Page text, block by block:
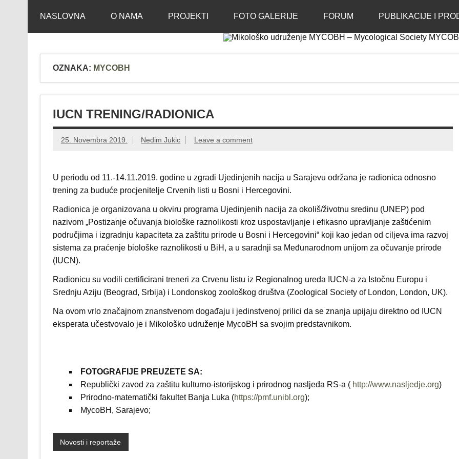
Mikološko udruženje MYCOBH –
NASLOVNA
O NAMA PROJEKTI FOTO GALERIJE FORUM PUBLIKACIJE I
OZNAKA: MYCOBH
IUCN TRENING/RADIONICA
25. Novembra 2019. Nedim Jukic Leave a comment
U periodu od 11.-14.11.2019. godine u zgradi Ujedinjenih nacija u Sarajevu održana je radionica odnosno
trening za buduće procjenitelje Crvenih listi u Bosni i Hercegovini.
Radionica je organizovana u okviru programa Ujedinjenih nacija za okoliš/životnu sredinu (UNEP) pod
nazivom „Postizanje očuvanja biološke raznolikosti kroz uspostavljanje i efikasno upravljanje zaštićenim
područjima i izgradnju kapaciteta za zaštitu prirode u Bosni i Hercegovini“ koji kao jedan od ciljeva ima razvoj
sistema za praćenje biološke raznolikosti u BiH, a u saradnji sa Međunarodnom unijom za očuvanje prirode
(IUCN).
Radionicu su vodili certificirani treneri za Crvenu listu iz Regionalnog ureda IUCN-a za Istočnu Europu i
Srednju Aziju (Beograd, Srbija) i Londonskog zoološkog društva (Zoological Society of London, London, UK).
Na ovom vrlo značajnom znanstvenom događaju i jedinstvenoj prilici da se znanja upijaju direktno od IUCN
eksperata učestvovalo je i Mikološko udruženje MycoBH sa svojim predstavnikom.
FOTOGRAFIJE PREUZETE SA:
Republički zavod za zaštitu kulturno-istorijskog i prirodnog nasljeđa RS-a ( http://www.nasljedje.org)
Prirodno-matematički fakultet Banja Luka (https://pmf.unibl.org);
MycoBH, Sarajevo;
Novosti i reportaže